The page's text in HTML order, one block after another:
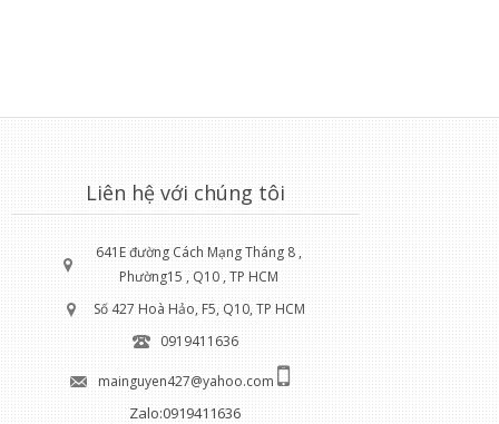
Liên hệ với chúng tôi
641E đường Cách Mạng Tháng 8 ,
Phường15 , Q10 , TP HCM
Số 427 Hoà Hảo, F5, Q10, TP HCM
0919411636
mainguyen427@yahoo.com
Zalo:0919411636